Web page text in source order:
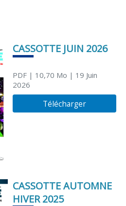
CASSOTTE JUIN 2026
PDF| 10,70 Mo | 19 Juin
2026
Télécharger
CASSOTTE AUTOMNE
HIVER 2025